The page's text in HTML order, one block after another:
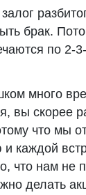
брак.
по 2-
много
вы скорее
что мы
каждой
что нам не
делать